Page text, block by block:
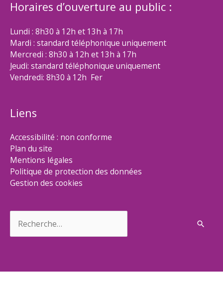
Horaires d’ouverture au public :
Lundi : 8h30 à 12h et 13h à 17h
Mardi : standard téléphonique uniquement
Mercredi : 8h30 à 12h et 13h à 17h
Jeudi: standard téléphonique uniquement
Vendredi: 8h30 à 12h Fer
Liens
Accessibilité : non conforme
Plan du site
Mentions légales
Politique de protection des données
Gestion des cookies